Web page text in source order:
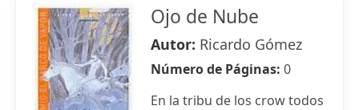
Ojo de Nube
Autor: Ricardo Gómez
Número de Páginas: 0
En la tribu de los crow todos